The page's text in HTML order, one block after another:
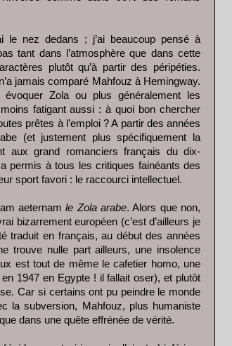
le nez dedans ; j’ai beaucoup pensé à
tant dans l’atmosphère que dans cette
plutôt qu’à partir des péripéties.
jamais comparé Mahfouz à Hemingway.
Zola ou plus généralement les
fatigant aussi : à quoi bon chercher
prêtes à l’emploi ? A partir des années
(et justement plus spécifiquement la
aux grand romanciers français du dix-
permis à tous les critiques fainéants des
sport favori : le raccourci intellectuel.
aeternam le Zola arabe. Alors que non,
bizarrement européen (c’est d’ailleurs je
traduit en français, au début des années
trouve nulle part ailleurs, une insolence
est tout de même le cafetier homo, une
1947 en Egypte ! il fallait oser), et plutôt
Car si certains ont pu peindre le monde
la subversion, Mahfouz, plus humaniste
dans une quête effrénée de vérité.